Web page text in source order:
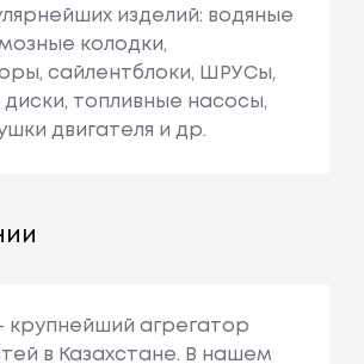
изделий: водяные
колодки,
сайлентблоки, ШРУСы,
топливные насосы,
двигателя и др.
крупнейший агрегатор
в Казахстане. В нашем